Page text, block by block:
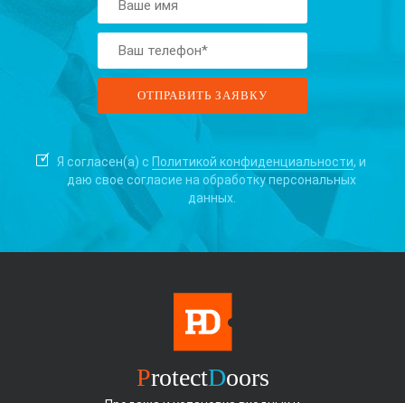
Я согласен(а) с Политикой конфиденциальности, и
даю свое согласие на обработку персональных
данных.
ProtectDoors